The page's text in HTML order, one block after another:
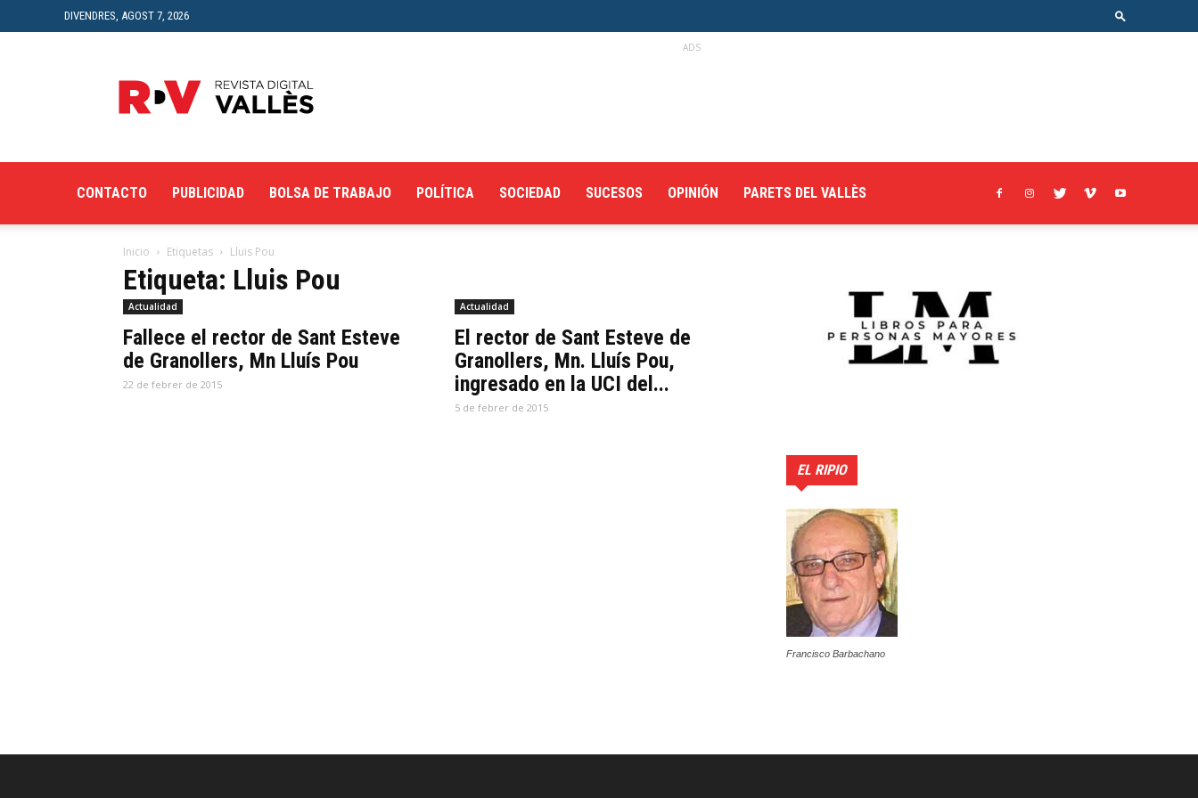
DIVENDRES, AGOST 7, 2026
Digital
del
ADS
CONTACTO PUBLICIDAD BOLSA DE TRABAJO POLÍTICA SOCIEDAD SUCESOS OPINIÓN PARETS DEL VALLÈS
Inicio Etiquetas Lluis Pou
Etiqueta: Lluis Pou
Actualidad
Fallece el rector de Sant Esteve
de Granollers, Mn Lluís Pou
22 de febrer de 2015
Actualidad
El rector de Sant Esteve de
Granollers, Mn. Lluís Pou,
ingresado en la UCI del...
5 de febrer de 2015
EL RIPIO
Francisco Barbachano